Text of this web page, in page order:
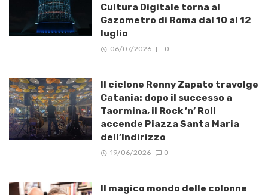
Cultura Digitale torna al
Gazometro di Roma dal 10 al 12
luglio
06/07/2026 0
Il ciclone Renny Zapato travolge
Catania: dopo il successo a
Taormina, il Rock ’n’ Roll
accende Piazza Santa Maria
dell’Indirizzo
19/06/2026 0
Il magico mondo delle colonne